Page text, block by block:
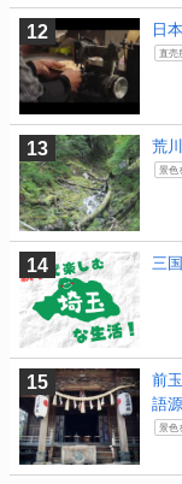
日
直売
荒
景色
三
前
語
景色